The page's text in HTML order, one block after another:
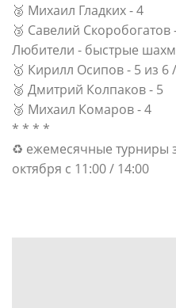
🥈 Михаил Гладких - 4
🥉 Савелий
Любители - быстрые
🥇 Кирилл Осипов - 5 из 6
🥈 Дмитрий Колпаков - 5
🥉 Михаил Комаров - 4
* * * *
♻ ежемесячные турниры
октября с 11:00 / 14:00